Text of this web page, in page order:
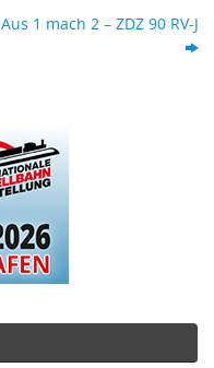
Aus 1 mach 2 – ZDZ 90 RV-J